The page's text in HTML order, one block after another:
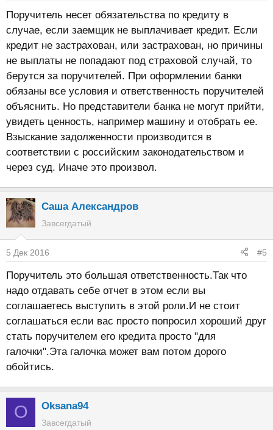
Поручитель несет обязательства по кредиту в
случае, если заемщик не выплачивает кредит. Если
кредит не застрахован, или застрахован, но причины
не выплаты не попадают под страховой случай, то
берутся за поручителей. При оформлении банки
обязаны все условия и ответственность поручителей
объяснить. Но представители банка не могут прийти,
увидеть ценность, например машину и отобрать ее.
Взыскание задолженности производится в
соответствии с российским законодательством и
через суд. Иначе это произвол.
Саша Александров
Завсегдатый
5 Дек 2016 #5
Поручитель это большая ответственность.Так что
надо отдавать себе отчет в этом если вы
соглашаетесь выступить в этой роли.И не стоит
соглашаться если вас просто попросил хороший друг
стать поручителем его кредита просто "для
галочки".Эта галочка может вам потом дорого
обойтись.
O Oksana94
Завсегдатый